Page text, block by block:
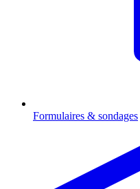
Formulaires & sondages